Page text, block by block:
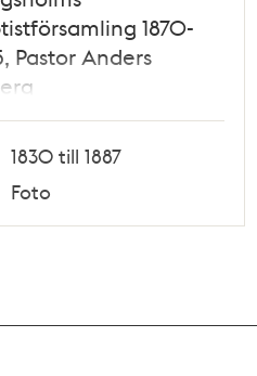
1870-
Pastor Anders
1830 till 1887
Foto